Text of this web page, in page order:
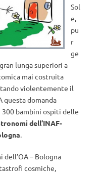
Sol
e,
pu
r
ge
lunga superiori a
mai costruita
violentemente il
questa domanda
300 bambini ospiti delle
dell’INAF-
.
dell’OA – Bologna
cosmiche,